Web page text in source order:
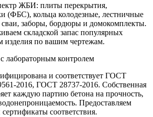
ЖБИ: плиты перекрытия,
(ФБС), кольца колодезные, лестничные
заборы, бордюры и домокомплекты.
складской запас популярных
изделия по вашим чертежам.
лабораторным контролем
и соответствует ГОСТ
2016, ГОСТ 28737-2016. Собственная
каждую партию бетона на прочность,
Предоставляем
сертификаты соответствия.